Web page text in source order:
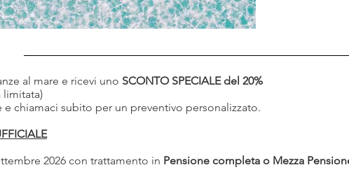
al mare e ricevi uno SCONTO SPECIALE del 20%
limitata)
chiamaci subito per un preventivo personalizzato.
2026 con trattamento in Pensione completa o Mezza